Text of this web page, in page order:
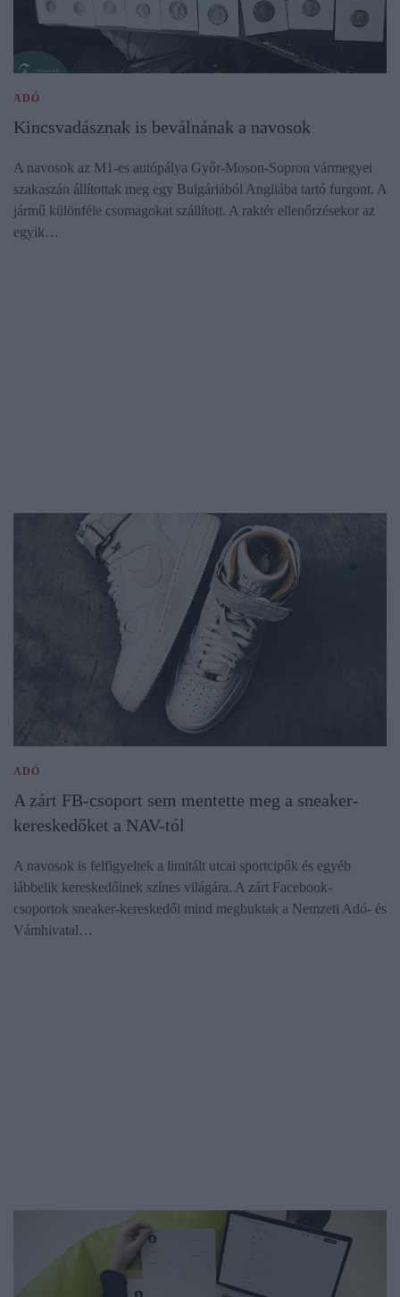
ADÓ
Kincsvadásznak is beválnának a navosok
A navosok az M1-es autópálya Győr-Moson-Sopron vármegyei
szakaszán állítottak meg egy Bulgáriából Angliába tartó furgont. A
jármű különféle csomagokat szállított. A raktér ellenőrzésekor az
egyik…
ADÓ
A zárt FB-csoport sem mentette meg a sneaker-
kereskedőket a NAV-tól
A navosok is felfigyeltek a limitált utcai sportcipők és egyéb
lábbelik kereskedőinek színes világára. A zárt Facebook-
csoportok sneaker-kereskedői mind megbuktak a Nemzeti Adó- és
Vámhivatal…